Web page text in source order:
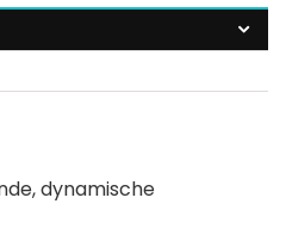
dynamische